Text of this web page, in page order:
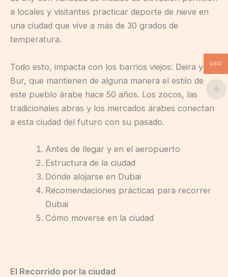
a locales y visitantes practicar deporte de nieve en
una ciudad que vive a más de 30 grados de
temperatura.
Todo esto, impacta con los barrios viejos: Deira y
Bur, que mantienen de alguna manera el estilo de
este pueblo árabe hace 50 años. Los zocos, las
tradicionales abras y los mercados árabes conectan
a esta ciudad del futuro con su pasado.
Antes de llegar y en el aeropuerto
Estructura de la ciudad
Dónde alojarse en Dubai
Recomendaciones prácticas para recorrer
Dubai
Cómo moverse en la ciudad
El Recorrido por la ciudad
USD